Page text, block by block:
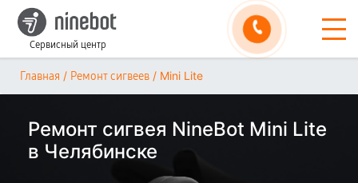
Сервисный центр
Главная / Ремонт сигвеев / Mini Lite
Ремонт сигвея NineBot Mini Lite
в Челябинске